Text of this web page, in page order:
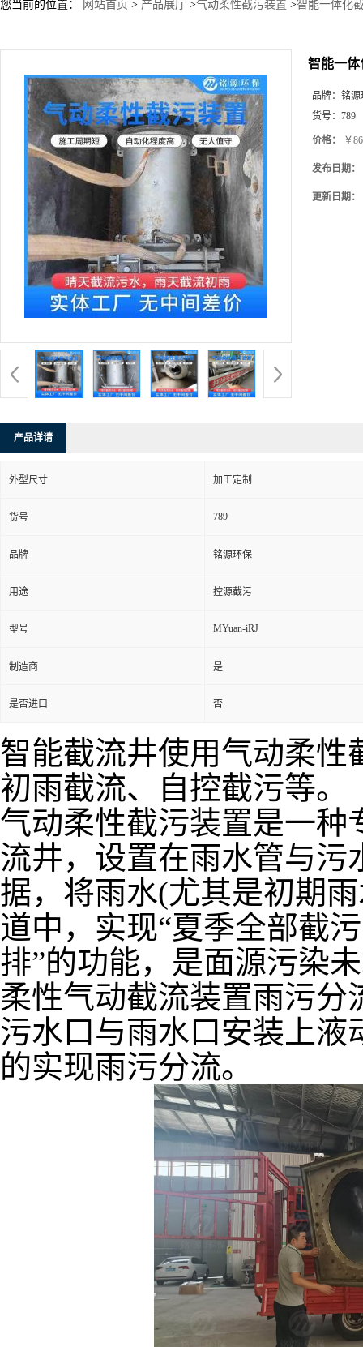
您当前的位置： 网站首页 > 产品展厅 >气动柔性截污装置 >智能一体化
智能一体
品牌： 铭源
货号： 789
价格： ￥
发布日期：
更新日期：
产品详请
外型尺寸 加工定制
货号 789
品牌 铭源环保
用途 控源截污
型号 MYuan-iRJ
制造商 是
是否进口 否
智能截流井使用气动柔性
初雨截流、自控截污等。
气动柔性截污装置是一种
流井，设置在雨水管与污
据，将雨水(尤其是初期
道中，实现“夏季全部截
排”的功能，是面源污染
柔性气动截流装置雨污
污水口与雨水口安装上
的实现雨污分流。